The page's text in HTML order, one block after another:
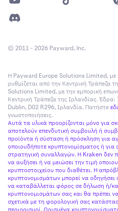
© 2011 - 2026 Payward, Inc.
Η Payward Europe Solutions Limited, με
ρυθμίζεται από την Κεντρική Τράπεζα
Solutions Limited, με την εμπορική
Κεντρική Τράπεζα της Ιρλανδίας.
Dublin, D02 R296, Ιρλανδία. Πατήστε
γνωστοποιήσεις.
Αυτά τα υλικά προορίζονται μόνο για
αποτελούν επενδυτική συμβουλή ή
προϊόντα ή σύσταση ή πρόσκληση για
οποιουδήποτε κρυπτονομίσματος ή για
στρατηγική συναλλαγών. Η Kraken δεν
να αυξήσει ή να μειώσει την τιμή
κρυπτοστοιχείου που διαθέτει. Η
κρυπτονομισμάτων μπορεί να
να καταβάλλεται φόρος σε δήλωση ή/
κρυπτονομισμάτων σας και θα πρέπει
σχετικά με τη φορολογική σας